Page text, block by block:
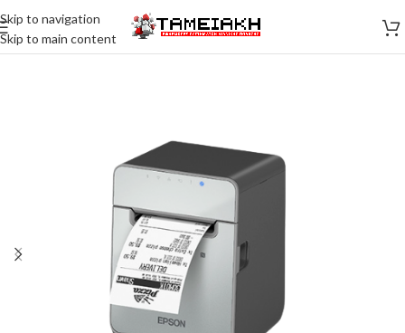
Skip to navigation
Skip to main content